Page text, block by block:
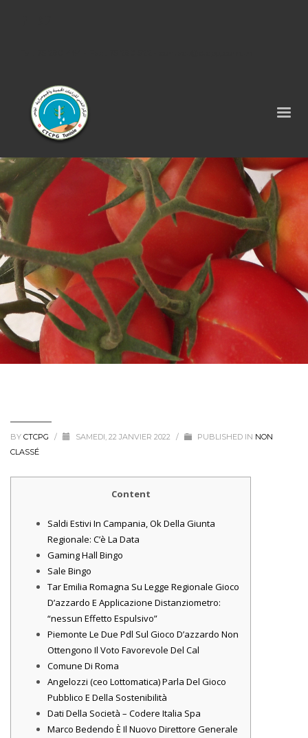
BY CTCPG / SAMEDI, 22 JANVIER 2022 / PUBLISHED IN NON
CLASSÉ
Content
Saldi Estivi In Campania, Ok Della Giunta
Regionale: C’è La Data
Gaming Hall Bingo
Sale Bingo
Tar Emilia Romagna Su Legge Regionale Gioco
D’azzardo E Applicazione Distanziometro:
“nessun Effetto Espulsivo”
Piemonte Le Due Pdl Sul Gioco D’azzardo Non
Ottengono Il Voto Favorevole Del Cal
Comune Di Roma
Angelozzi (ceo Lottomatica) Parla Del Gioco
Pubblico E Della Sostenibilità
Dati Della Società – Codere Italia Spa
Marco Bedendo È Il Nuovo Direttore Generale